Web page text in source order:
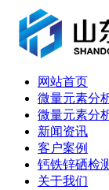
网站首页
微量元素分
微量元素分
新闻资讯
客户案例
钙铁锌硒检
关于我们